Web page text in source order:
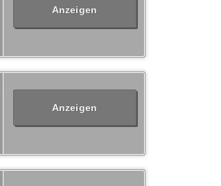
Anzeigen
Anzeigen